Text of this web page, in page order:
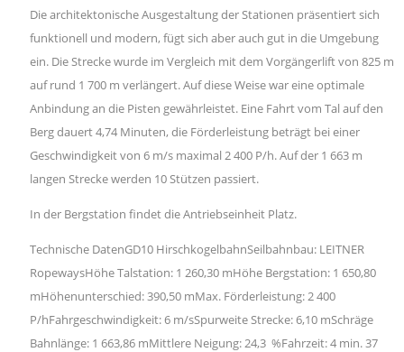
Die architektonische Ausgestaltung der Stationen präsentiert sich
funktionell und modern, fügt sich aber auch gut in die Umgebung
ein. Die Strecke wurde im Vergleich mit dem Vorgängerlift von 825 m
auf rund 1 700 m verlängert. Auf diese Weise war eine optimale
Anbindung an die Pisten gewährleistet. Eine Fahrt vom Tal auf den
Berg dauert 4,74 Minuten, die Förderleistung beträgt bei einer
Geschwindigkeit von 6 m/s maximal 2 400 P/h. Auf der 1 663 m
langen Strecke werden 10 Stützen passiert.
In der Bergstation findet die Antriebseinheit Platz.
Technische DatenGD10 HirschkogelbahnSeilbahnbau: LEITNER
RopewaysHöhe Talstation: 1 260,30 mHöhe Bergstation: 1 650,80
mHöhenunterschied: 390,50 mMax. Förderleistung: 2 400
P/hFahrgeschwindigkeit: 6 m/sSpurweite Strecke: 6,10 mSchräge
Bahnlänge: 1 663,86 mMittlere Neigung: 24,3 %Fahrzeit: 4 min. 37